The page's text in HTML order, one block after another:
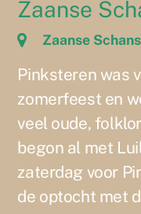
Zaanse
Zaanse
Pinksteren was
zomerfeest en
veel oude,
begon al met
zaterdag voor
de optocht met